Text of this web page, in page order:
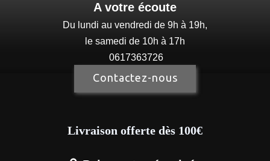
A votre écoute
Du lundi au vendredi de 9h à 19h,
le samedi de 10h à 17h
0617363726
Contactez-nous
Livraison offerte dès 100€